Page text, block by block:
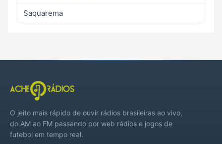
Saquarema
O jeito mais rápido de ouvir rádios brasileiras ao vivo,
do AM ao FM passando por web rádios e jogos de
futebol em tempo real.